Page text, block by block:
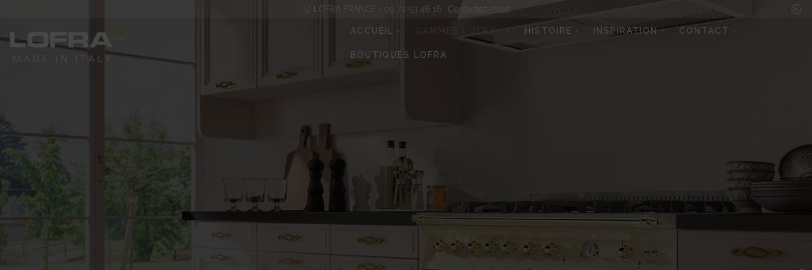
LOFRA FRANCE - 09 72 53 46 16 Contactez-nous
ACCUEIL GAMMES LOFRA HISTOIRE INSPIRATION CONTACT
BOUTIQUES LOFRA